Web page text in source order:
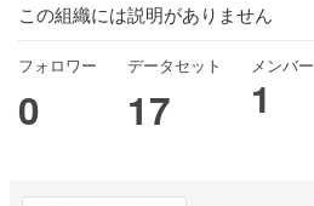
この組織には説明がありません
フォロワー
0
データセット
17
メンバー
1